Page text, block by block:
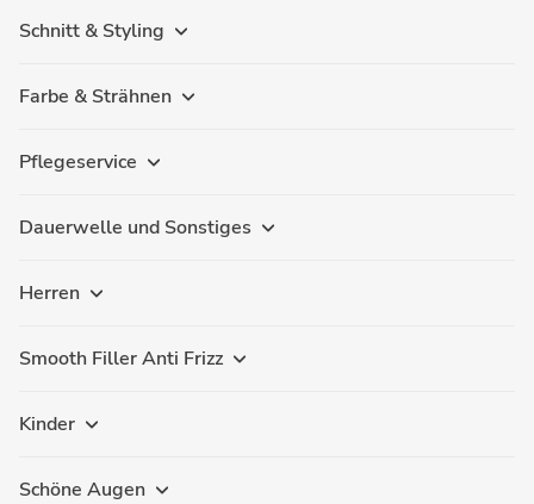
Schnitt & Styling
Farbe & Strähnen
Pflegeservice
Dauerwelle und Sonstiges
Herren
Smooth Filler Anti Frizz
Kinder
Schöne Augen